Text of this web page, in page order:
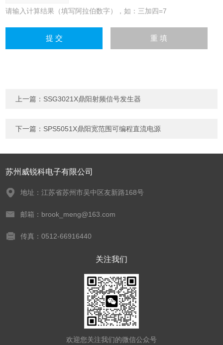
请输入计算结果（填写阿拉伯数字），如：三加四=7
上一篇： SSG3021X鼎阳射频信号发生器
下一篇： SPS5051X鼎阳宽范围可编程直流电源
苏州威锐科电子有限公司
地址：江苏省苏州市吴中区友新路168号
邮箱：brook_meng@163.com
传真：0512-66916440
关注我们
欢迎您关注我们的微信公众号